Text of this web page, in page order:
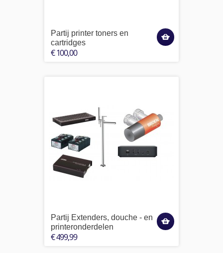
Partij printer toners en
cartridges
€ 100,00
Partij Extenders, douche - en
printeronderdelen
€ 499,99